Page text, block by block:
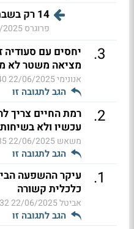
14 רק בשבת
פרוגרס17:55
3
.
יחסים עם סעודיה
מציאה משטר לא
אנונימי22/06/2025 13:40
הגב לתגובה זו
2
.
רמת החיים
עכשיו ולא
משאש22/06/2025 13:35
הגב לתגובה זו
1
.
עיקר ההשפעה
כלכלית קשורה
אביטל22/06/2025 13:32
הגב לתגובה זו